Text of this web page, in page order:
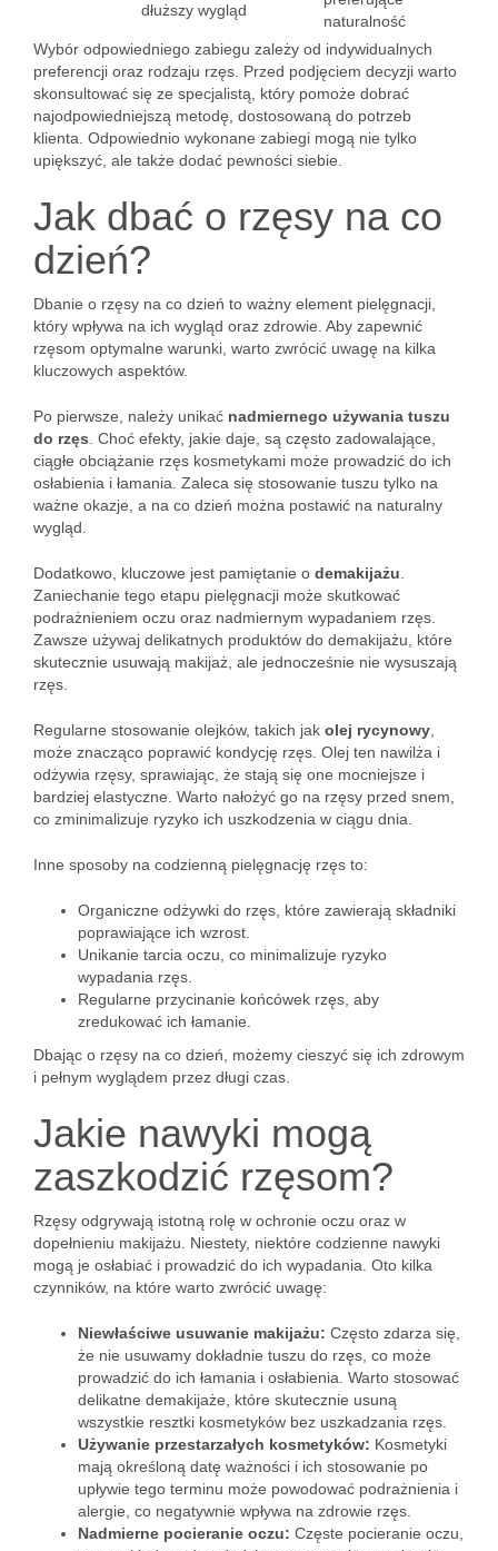
dłuższy wygląd
naturalność
Wybór odpowiedniego zabiegu zależy od indywidualnych
preferencji oraz rodzaju rzęs. Przed podjęciem decyzji warto
skonsultować się ze specjalistą, który pomoże dobrać
najodpowiedniejszą metodę, dostosowaną do potrzeb
klienta. Odpowiednio wykonane zabiegi mogą nie tylko
upiększyć, ale także dodać pewności siebie.
Jak dbać o rzęsy na co
dzień?
Dbanie o rzęsy na co dzień to ważny element pielęgnacji,
który wpływa na ich wygląd oraz zdrowie. Aby zapewnić
rzęsom optymalne warunki, warto zwrócić uwagę na kilka
kluczowych aspektów.
Po pierwsze, należy unikać nadmiernego używania tuszu
do rzęs . Choć efekty, jakie daje, są często zadowalające,
ciągłe obciążanie rzęs kosmetykami może prowadzić do ich
osłabienia i łamania. Zaleca się stosowanie tuszu tylko na
ważne okazje, a na co dzień można postawić na naturalny
wygląd.
Dodatkowo, kluczowe jest pamiętanie o demakijażu
Zaniechanie tego etapu pielęgnacji może skutkować
podrażnieniem oczu oraz nadmiernym wypadaniem rzęs.
Zawsze używaj delikatnych produktów do demakijażu, które
skutecznie usuwają makijaż, ale jednocześnie nie wysuszają
rzęs.
Regularne stosowanie olejków, takich jak olej rycynowy
może znacząco poprawić kondycję rzęs. Olej ten nawilża i
odżywia rzęsy, sprawiając, że stają się one mocniejsze i
bardziej elastyczne. Warto nałożyć go na rzęsy przed snem,
co zminimalizuje ryzyko ich uszkodzenia w ciągu dnia.
Inne sposoby na codzienną pielęgnację rzęs to:
Organiczne odżywki do rzęs, które zawierają składniki
poprawiające ich wzrost.
Unikanie tarcia oczu, co minimalizuje ryzyko
wypadania rzęs.
Regularne przycinanie końcówek rzęs, aby
zredukować ich łamanie.
Dbając o rzęsy na co dzień, możemy cieszyć się ich zdrowym
i pełnym wyglądem przez długi czas.
Jakie nawyki mogą
zaszkodzić rzęsom?
Rzęsy odgrywają istotną rolę w ochronie oczu oraz w
dopełnieniu makijażu. Niestety, niektóre codzienne nawyki
mogą je osłabiać i prowadzić do ich wypadania. Oto kilka
czynników, na które warto zwrócić uwagę:
Niewłaściwe usuwanie makijażu: Często zdarza się,
że nie usuwamy dokładnie tuszu do rzęs, co może
prowadzić do ich łamania i osłabienia. Warto stosować
delikatne demakijaże, które skutecznie usuną
wszystkie resztki kosmetyków bez uszkadzania rzęs.
Używanie przestarzałych kosmetyków: Kosmetyki
mają określoną datę ważności i ich stosowanie po
upływie tego terminu może powodować podrażnienia i
alergie, co negatywnie wpływa na zdrowie rzęs.
Nadmierne pocieranie oczu: Częste pocieranie oczu,